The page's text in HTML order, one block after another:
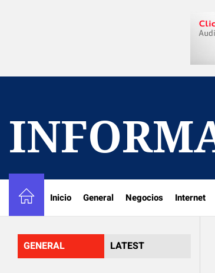
Inicio General Negocios Internet
GENERAL LATEST